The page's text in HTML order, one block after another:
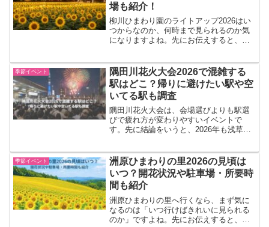
場も紹介！
柳川ひまわり園のライトアップ2026はい
つからなのか、何時まで見られるのか気
になりますよね。先にお伝えすると、
日（土）〜9月23日（火・祝）に開催さ
れ、ライト...
季節イベント
隅田川花火大会2026で混雑する
駅はどこ？帰りに避けたい駅や空
いてる駅も調査
隅田川花火大会は、会場選びよりも駅選
びで疲れ方が変わりやすいイベントで
す。先に結論をいうと、2026年も浅草
雑しやすく、帰りは会場に近すぎる駅を
少し外す意識があると動き...
季節イベント
洲原ひまわりの里2026の見頃は
いつ？開花状況や駐車場・所要時
間も紹介
洲原ひまわりの里へ行くなら、まず気に
なるのは「いつ行けばきれいに見られる
のか」ですよね。先にお伝えすると、夏